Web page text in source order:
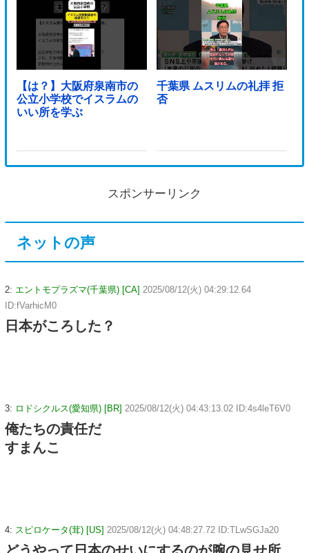
【は？】大阪府泉南市の
公立小学校でイスラムの
いい所を学ぶ
千葉県 ムスリムの礼拝 拒
否
スポンサーリンク
ネットの声
2: エントモプラズマ(千葉県) [CA] 2025/08/12(火) 04:29:12.64
ID:fVarhicM0
日本がころした？
3: ロドシクルス(愛知県) [BR] 2025/08/12(火) 04:43:13.02 ID:4s4leT6V0
俺たちの責任だ
すまんこ
4: スピロケータ(茸) [US] 2025/08/12(火) 04:48:27.72 ID:TLwSGJa20
どうやって日本のせいにするのが腕の見せ所